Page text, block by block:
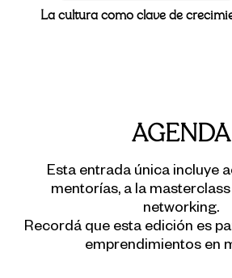
La cultura como clave de
AGENDA
Esta entrada única incluye
mentorías, a la
networking.
Recordá que esta edición es
emprendimientos en